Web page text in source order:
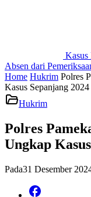
Kasus
Absen dari
Home Hukrim Polres
Kasus Sepanjang 2024
Hukrim
Polres
Ungkap
Pada31 Desember